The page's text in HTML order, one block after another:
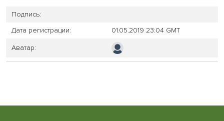
Подпись:
Дата регистрации:
01.05.2019 23:04 GMT
Аватар: